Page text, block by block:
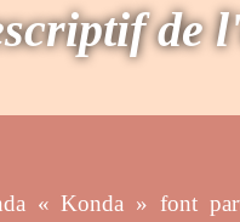
de
« Konda » font